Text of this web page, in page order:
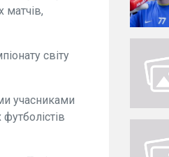
матчів,
світу
учасниками